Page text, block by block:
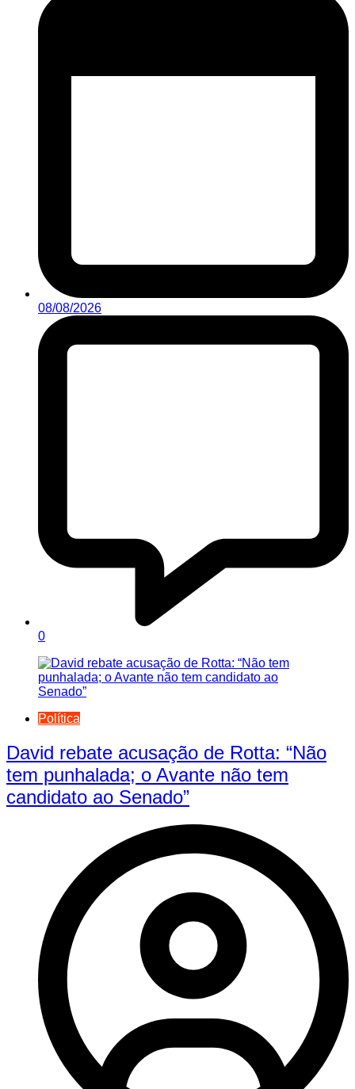
08/08/2026
0
Política
David rebate acusação de Rotta: “Não
tem punhalada; o Avante não tem
candidato ao Senado”